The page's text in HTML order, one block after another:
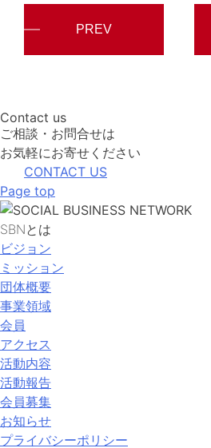
PREV
Contact us
ご相談・お問合せは
お気軽にお寄せください
CONTACT US
Page top
SBNとは
ビジョン
ミッション
団体概要
事業領域
会員
アクセス
活動内容
活動報告
会員募集
お知らせ
プライバシーポリシー